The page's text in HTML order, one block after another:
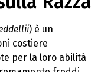
) è un
costiere
per la loro abilità